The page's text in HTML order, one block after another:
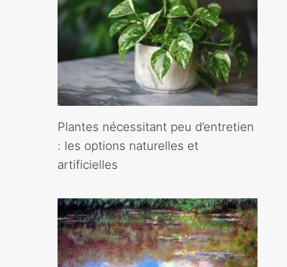
Plantes nécessitant peu d’entretien
: les options naturelles et
artificielles